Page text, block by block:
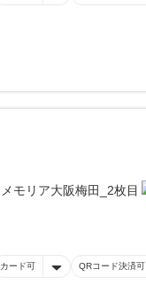
カード可 QRコード決済可